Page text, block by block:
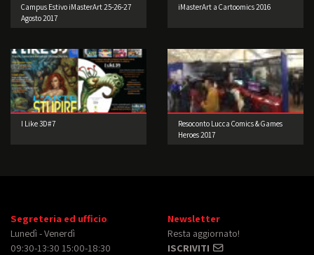
Campus Estivo iMasterArt 25-26-27
Agosto 2017
iMasterArt a Cartoomics 2016
I Like 3D#7
Resoconto Lucca Comics & Games
Heroes 2017
Segreteria ed ufficio
Lunedì - Venerdì
09:30-13:30 15:00-18:30
Newsletter
Resta aggiornato!
ISCRIVITI